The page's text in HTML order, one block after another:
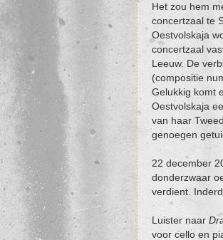
Het zou hem
concertzaal te
Oestvolskaja
concertzaal
Leeuw. De
(compositie
Gelukkig komt
Oestvolskaja
van haar
genoegen
22 december
donderzwaar
verdient.
Luister naar
voor cello en